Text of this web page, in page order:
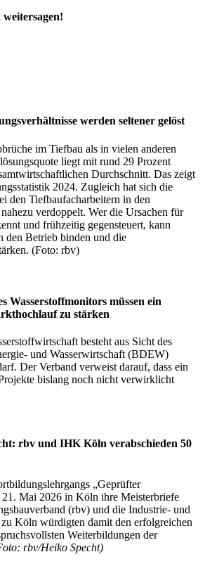
werden seltener gelöst
im Tiefbau als in vielen anderen
liegt mit rund 29 Prozent
Durchschnitt. Das zeigt
2024. Zugleich hat sich die
den Tiefbaufacharbeitern in den
verdoppelt. Wer die Ursachen für
und frühzeitig gegensteuert, kann
den Betrieb binden und die
(Foto: rbv)
Wasserstoffmonitors müssen ein
zu stärken
besteht aus Sicht des
und Wasserwirtschaft (BDEW)
Der Verband verweist darauf, dass ein
bislang noch nicht verwirklicht
rbv und IHK Köln verabschieden 50
„Geprüfter
21. Mai 2026 in Köln ihre Meisterbriefe
(rbv) und die Industrie- und
Köln würdigten damit den erfolgreichen
Weiterbildungen der
rbv/Heiko Specht)